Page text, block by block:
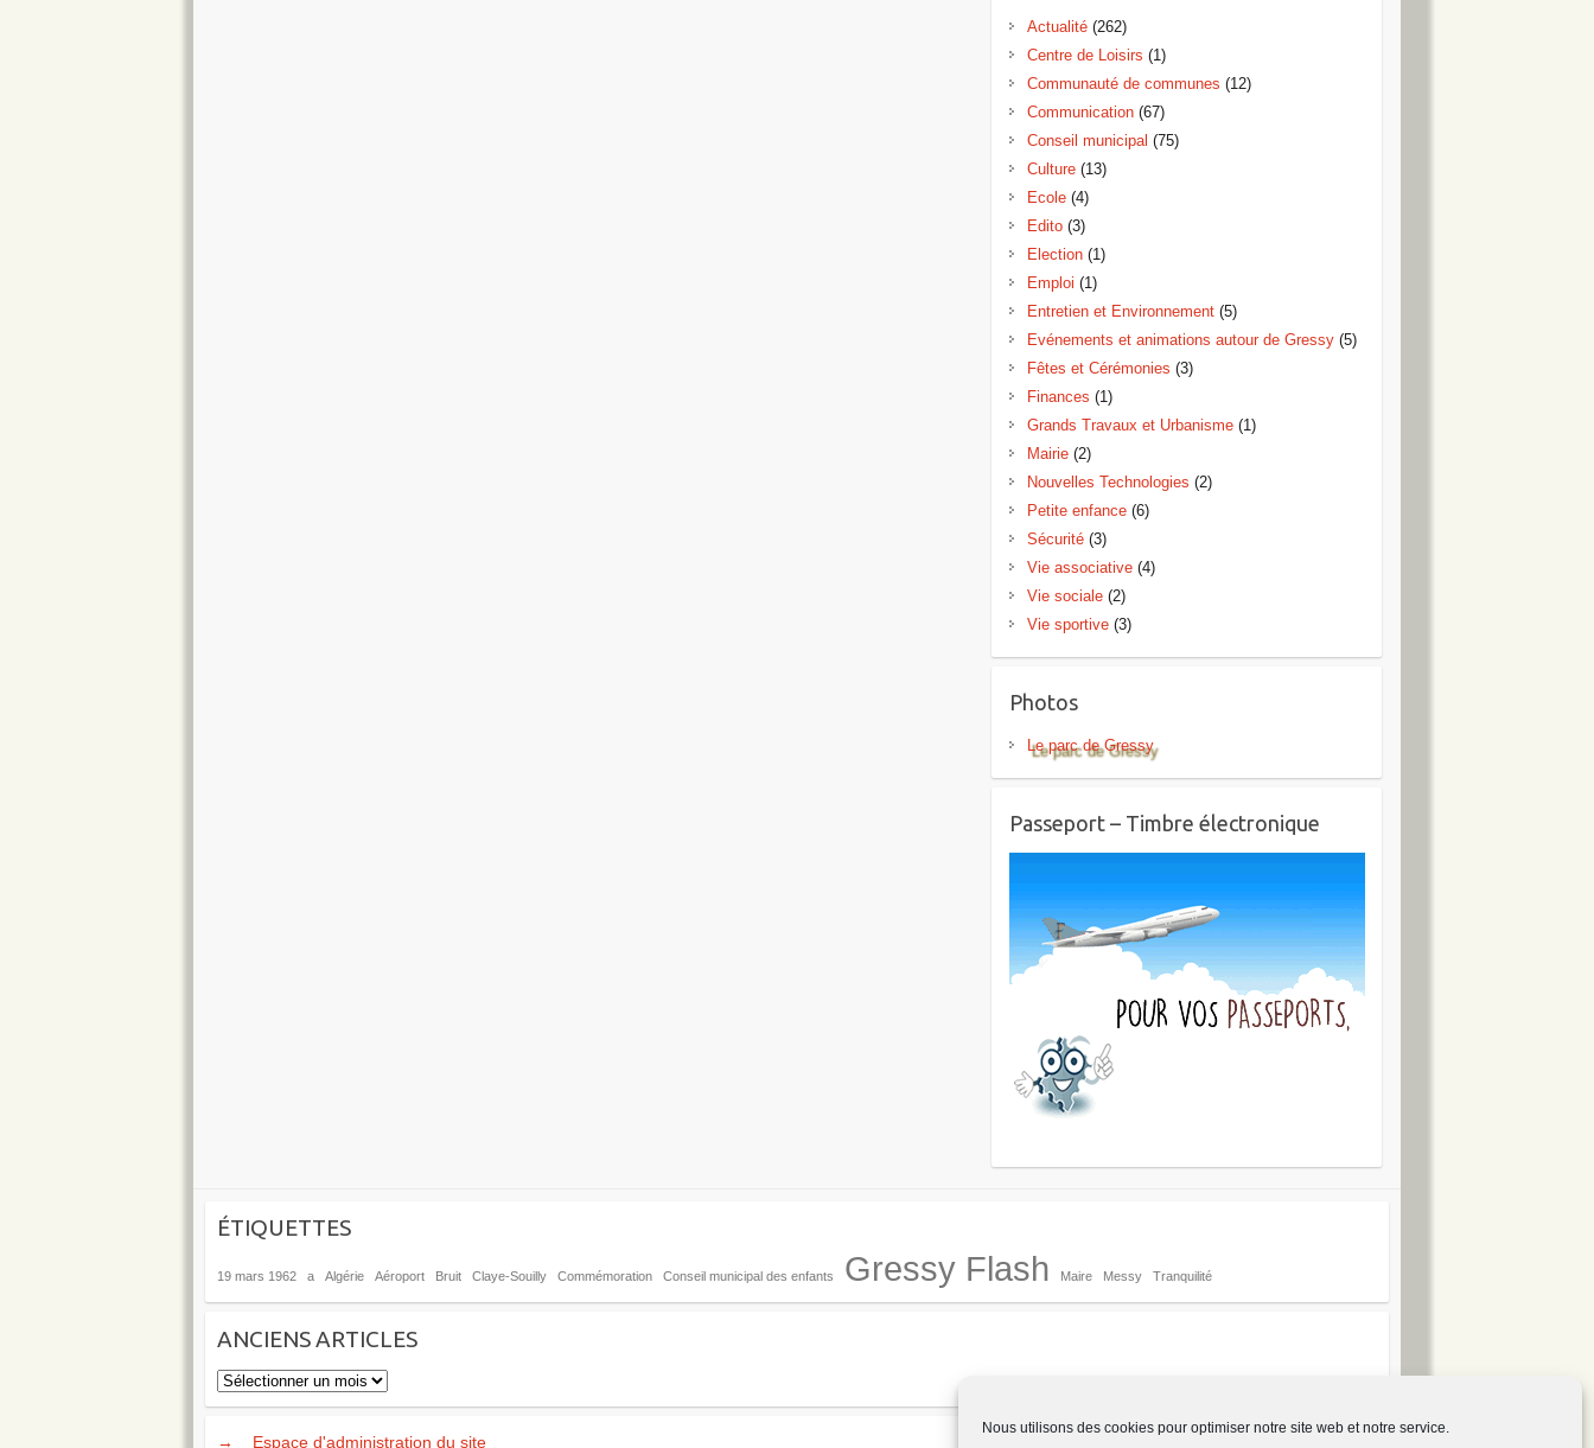
Nous utilisons des cookies pour optimiser notre site web et notre service.
Actualité (262)
Centre de Loisirs (1)
Communauté de communes (12)
Communication (67)
Conseil municipal (75)
Culture (13)
Ecole (4)
Edito (3)
Election (1)
Emploi (1)
Entretien et Environnement (5)
Evénements et animations autour de Gressy (5)
Fêtes et Cérémonies (3)
Finances (1)
Grands Travaux et Urbanisme (1)
Mairie (2)
Nouvelles Technologies (2)
Petite enfance (6)
Sécurité (3)
Vie associative (4)
Vie sociale (2)
Vie sportive (3)
Photos
Le parc de Gressy
Passeport – Timbre électronique
ÉTIQUETTES
19 mars 1962 a Algérie Aéroport Bruit Claye-Souilly Commémoration Conseil municipal des enfants Gressy Flash Maire Messy Tranquilité
ANCIENS ARTICLES
Anciens
articles
→
Espace d'administration du site